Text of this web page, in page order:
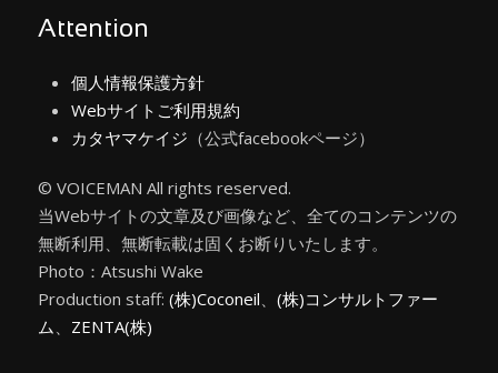
Attention
個人情報保護方針
Webサイトご利用規約
カタヤマケイジ （公式facebookページ）
© VOICEMAN All rights reserved.
当Webサイトの文章及び画像など、全てのコンテンツの
無断利用、無断転載は固くお断りいたします。
Photo：Atsushi Wake
Production staff: (株)Coconeil、 (株)コンサルトファー
ム、 ZENTA(株)